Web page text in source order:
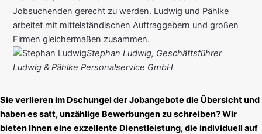
Jobsuchenden gerecht zu werden. Ludwig und Pählke
arbeitet mit mittelständischen Auftraggebern und großen
Firmen gleichermaßen zusammen.
Stephan Ludwig, Geschäftsführer
Ludwig & Pählke Personalservice GmbH
Sie verlieren im Dschungel der Jobangebote die Übersicht und
haben es satt, unzählige Bewerbungen zu schreiben? Wir
bieten Ihnen eine exzellente Dienstleistung, die individuell auf